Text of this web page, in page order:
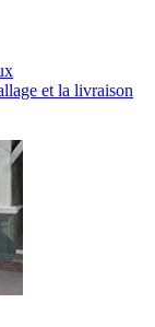
et la livraison